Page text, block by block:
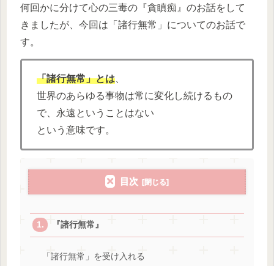
何回かに分けて心の三毒の『貪瞋痴』のお話をして
きましたが、今回は「諸行無常」についてのお話で
す。
「諸行無常」とは
世界のあらゆる事物は常に変化し続けるもの
で、永遠ということはない
という意味です。
目次
『諸行無常』
「諸行無常」を受け入れる